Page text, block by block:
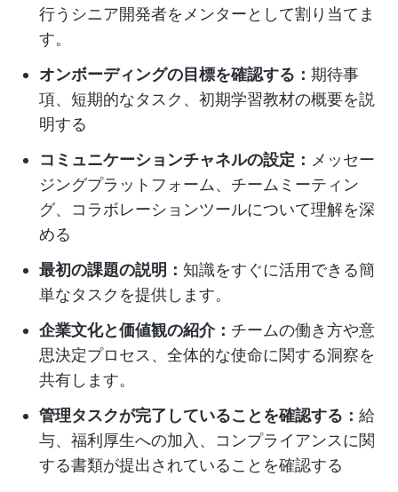
行うシニア開発者をメンターとして割り当てま
す。
オンボーディングの目標を確認する： 期待事
項、短期的なタスク、初期学習教材の概要を説
明する
コミュニケーションチャネルの設定： メッセー
ジングプラットフォーム、チームミーティン
グ、コラボレーションツールについて理解を深
める
最初の課題の説明： 知識をすぐに活用できる簡
単なタスクを提供します。
企業文化と価値観の紹介： チームの働き方や意
思決定プロセス、全体的な使命に関する洞察を
共有します。
管理タスクが完了していることを確認する： 給
与、福利厚生への加入、コンプライアンスに関
する書類が提出されていることを確認する